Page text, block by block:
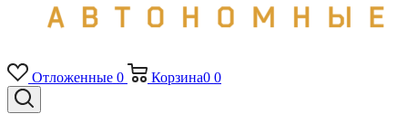
Отложенные 0 Корзина0 0